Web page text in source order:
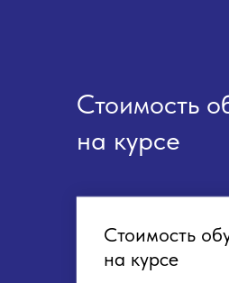
Стоимость
на курсе
Стоимость
на курсе